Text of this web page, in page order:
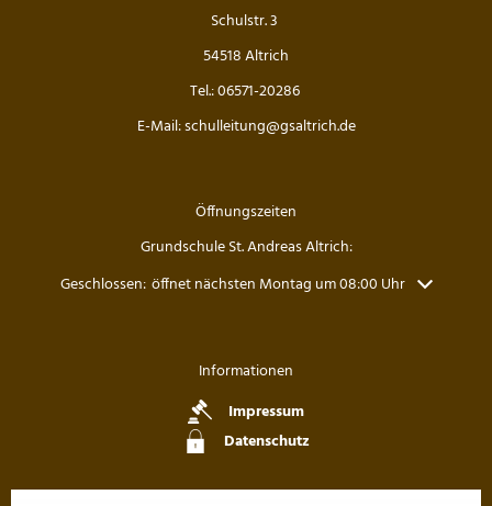
Archiv: Aktionen während des Schuljahres 2020/
Schulstr. 3
54518 Altrich
Tel.: 06571-20286
E-Mail: schulleitung@gsaltrich.de
Öffnungszeiten
Grundschule St. Andreas Altrich:
Klicken, um weitere Öffnungs- oder Schließzeiten auszublenden
Geschlossen: öffnet nächsten Montag um 08:00 Uhr
Informationen
Impressum
Datenschutz